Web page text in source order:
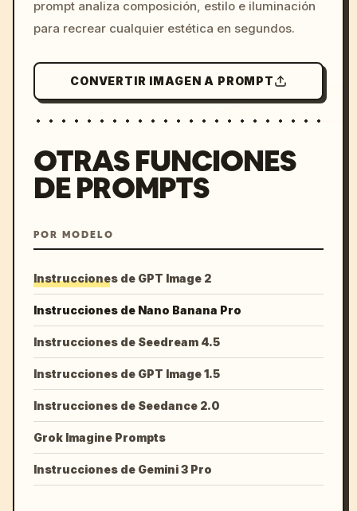
prompt analiza composición, estilo e iluminación
para recrear cualquier estética en segundos.
CONVERTIR IMAGEN A PROMPT
OTRAS FUNCIONES
DE PROMPTS
POR MODELO
Instrucciones de GPT Image 2
Instrucciones de Nano Banana Pro
Instrucciones de Seedream 4.5
Instrucciones de GPT Image 1.5
Instrucciones de Seedance 2.0
Grok Imagine Prompts
Instrucciones de Gemini 3 Pro